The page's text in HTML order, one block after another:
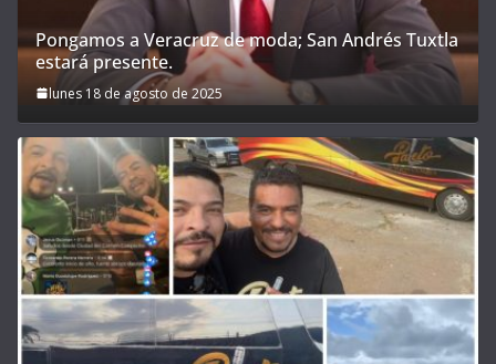
Pongamos a Veracruz de moda; San Andrés Tuxtla
estará presente.
lunes 18 de agosto de 2025